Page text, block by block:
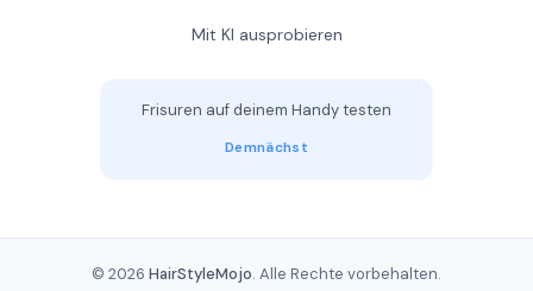
Mit KI ausprobieren
Frisuren auf deinem Handy testen
Demnächst
© 2026 HairStyleMojo. Alle Rechte vorbehalten.